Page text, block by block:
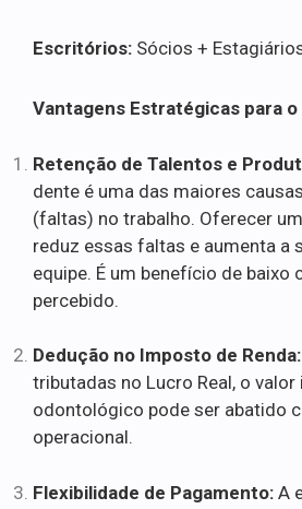
Escritórios: Sócios +
Vantagens Estratégicas para
Retenção de Talentos e
dente é uma das maiores
(faltas) no trabalho. Oferecer
reduz essas faltas e aumenta a
equipe. É um benefício de baixo
percebido.
Dedução no Imposto de Renda:
tributadas no Lucro Real, o
odontológico pode ser abatido
operacional.
Flexibilidade de Pagamento: A